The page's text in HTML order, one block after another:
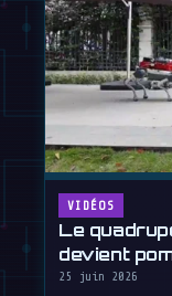
VIDÉOS
Le
devient
25 juin 2026